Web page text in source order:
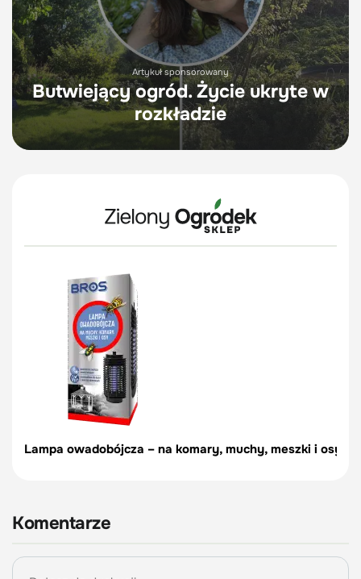
Artykuł sponsorowany
Butwiejący ogród. Życie ukryte w
rozkładzie
Lampa owadobójcza – na komary, muchy, meszki i osy –
Komentarze